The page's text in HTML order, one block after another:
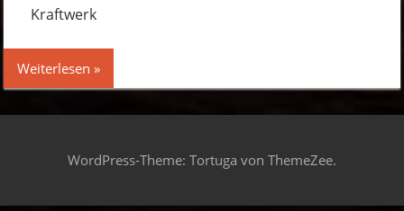
Kraftwerk
Weiterlesen
WordPress-Theme: Tortuga von ThemeZee.